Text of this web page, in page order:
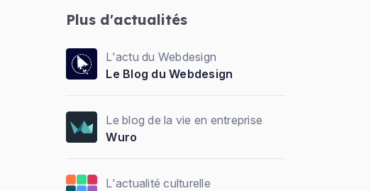
Plus d'actualités
L'actu du Webdesign
Le Blog du Webdesign
Le blog de la vie en entreprise
Wuro
L'actualité culturelle